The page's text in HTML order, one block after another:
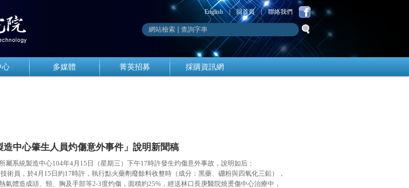
聯絡我們
|
回首頁
English
心 多媒體 菁英招募 採購資訊網
造中心肇生人員灼傷意外事件」說明新聞稿
屬系統製造中心104年4月15日（星期三）下午17時許發生灼傷意外事故，說明如后：
術員，於4月15日約17時許，執行點火藥劑廢餘料收整時（成分：黑藥、硼粉與四氧化三鉛），
氣體造成頭、頸、胸及手部等2-3度灼傷，面積約25%，經送林口長庚醫院燒燙傷中心治療中，